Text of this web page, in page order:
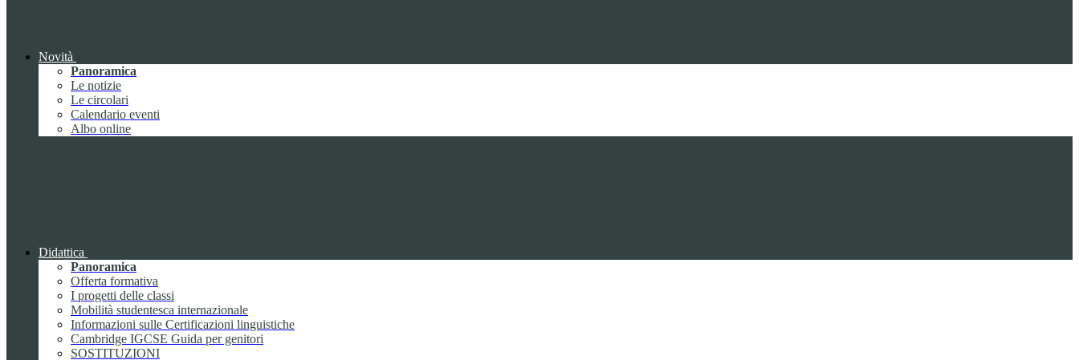
Novità
Panoramica
Le notizie
Le circolari
Calendario eventi
Albo online
Didattica
Panoramica
Offerta formativa
I progetti delle classi
Mobilità studentesca internazionale
Informazioni sulle Certificazioni linguistiche
Cambridge IGCSE Guida per genitori
SOSTITUZIONI